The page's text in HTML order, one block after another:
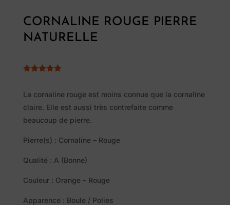
Pierres
CORNALINE ROUGE PIERRE
NATURELLE
basé sur
client
La cornaline rouge est moins connue que la cornaline
claire. Elle est aussi très contrefaite comme
beaucoup de pierre.
Pierre(s) : Cornaline – Rouge
Qualité : A (Bonne)
Couleur : Orange – Rouge
Apparence : Boule / Polies